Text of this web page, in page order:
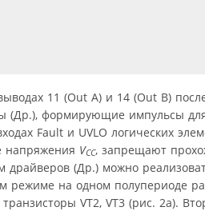
11 (Out A) и 14 (Out B)
(Др.), формирующие импульсы
Fault и UVLO логических
напряжения VCC, запрещают
драйверов (Др.) можно
режиме на одном полупериоде
VT2, VT3 (рис. 2а).